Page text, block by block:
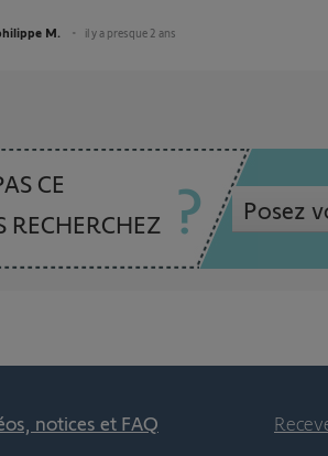
M. il y a presque 2 ans
CE
RECHERCHEZ
Posez
notices et FAQ